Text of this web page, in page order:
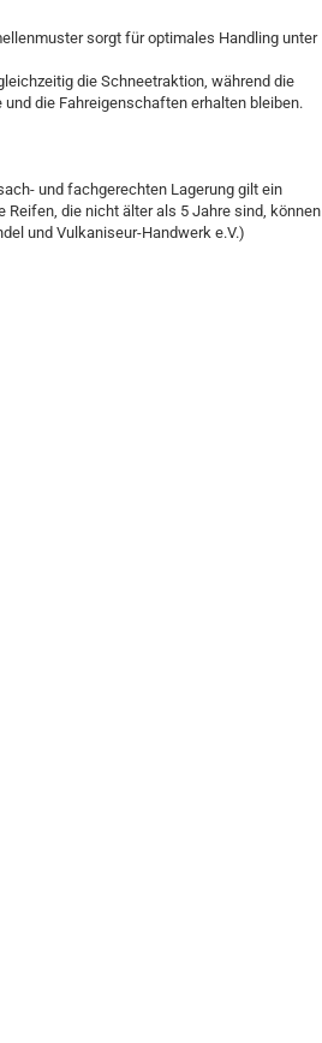
sorgt für optimales Handling unter
die Schneetraktion, während die
die Fahreigenschaften erhalten bleiben.
und fachgerechten Lagerung gilt ein
Reifen, die nicht älter als 5 Jahre sind, können
und Vulkaniseur-Handwerk e.V.)